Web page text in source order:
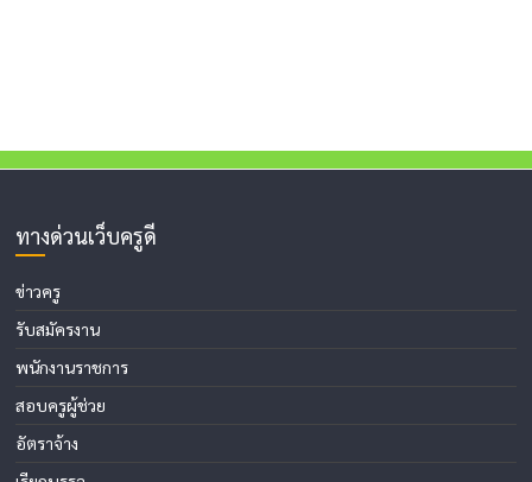
ทางด่วนเว็บครูดี
ข่าวครู
รับสมัครงาน
พนักงานราชการ
สอบครูผู้ช่วย
อัตราจ้าง